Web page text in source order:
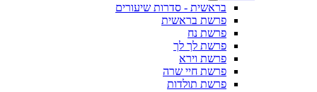
בראשית - סדרות שיעורים
פרשת בראשית
פרשת נח
פרשת לך לך
פרשת וירא
פרשת חיי שרה
פרשת תולדות